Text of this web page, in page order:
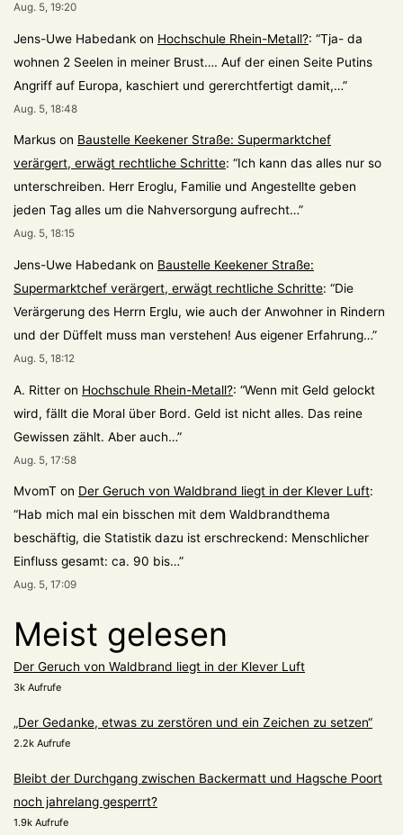
Aug. 5, 19:20
Jens-Uwe Habedank on Hochschule Rhein-Metall?: “Tja- da
wohnen 2 Seelen in meiner Brust…. Auf der einen Seite Putins
Angriff auf Europa, kaschiert und gererchtfertigt damit,…”
Aug. 5, 18:48
Markus on Baustelle Keekener Straße: Supermarktchef
verärgert, erwägt rechtliche Schritte: “Ich kann das alles nur so
unterschreiben. Herr Eroglu, Familie und Angestellte geben
jeden Tag alles um die Nahversorgung aufrecht…”
Aug. 5, 18:15
Jens-Uwe Habedank on Baustelle Keekener Straße:
Supermarktchef verärgert, erwägt rechtliche Schritte: “Die
Verärgerung des Herrn Erglu, wie auch der Anwohner in Rindern
und der Düffelt muss man verstehen! Aus eigener Erfahrung…”
Aug. 5, 18:12
A. Ritter on Hochschule Rhein-Metall?: “Wenn mit Geld gelockt
wird, fällt die Moral über Bord. Geld ist nicht alles. Das reine
Gewissen zählt. Aber auch…”
Aug. 5, 17:58
MvomT on Der Geruch von Waldbrand liegt in der Klever Luft:
“Hab mich mal ein bisschen mit dem Waldbrandthema
beschäftig, die Statistik dazu ist erschreckend: Menschlicher
Einfluss gesamt: ca. 90 bis…”
Aug. 5, 17:09
Meist gelesen
Der Geruch von Waldbrand liegt in der Klever Luft
3k Aufrufe
„Der Gedanke, etwas zu zerstören und ein Zeichen zu setzen“
2.2k Aufrufe
Bleibt der Durchgang zwischen Backermatt und Hagsche Poort
noch jahrelang gesperrt?
1.9k Aufrufe